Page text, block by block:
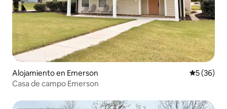
Alojamiento en Emerson
5 (36)
Casa de campo Emerson